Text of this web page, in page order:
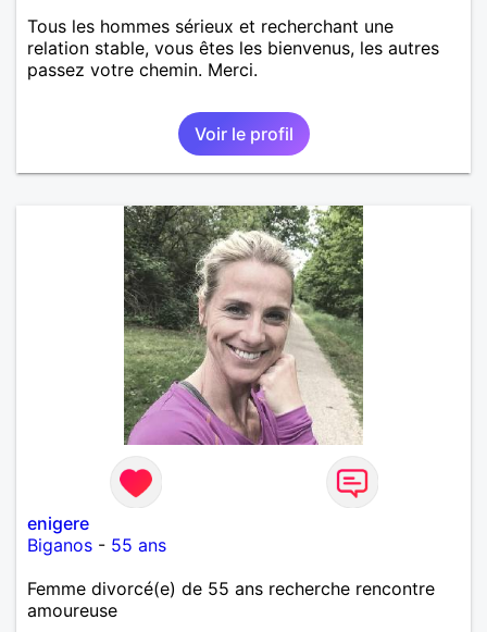
Tous les hommes sérieux et recherchant une
relation stable, vous êtes les bienvenus, les autres
passez votre chemin. Merci.
Voir le profil
enigere
Biganos - 55 ans
Femme divorcé(e) de 55 ans recherche rencontre
amoureuse